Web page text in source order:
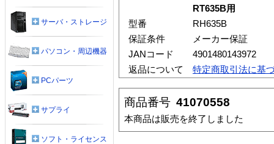
RT635B用
型番
RH635B
保証条件
メーカー保証
JANコード
4901480143972
返品について
特定商取引法に基
商品番号 41070558
本商品は販売を終了しました
サーバ・ストレージ
パソコン・周辺機器
PCパーツ
サプライ
ソフト・ライセンス